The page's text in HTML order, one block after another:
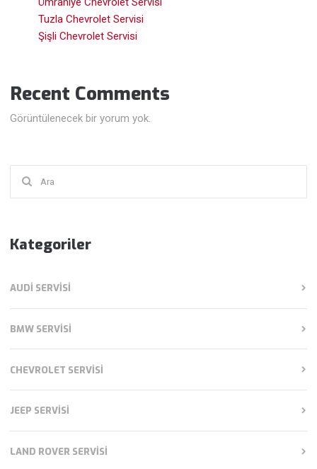
Tuzla Chevrolet Servisi
Şişli Chevrolet Servisi
Recent Comments
Görüntülenecek bir yorum yok.
Kategoriler
AUDI SERVISI
BMW SERVISI
CHEVROLET SERVISI
JEEP SERVISI
LAND ROVER SERVISI